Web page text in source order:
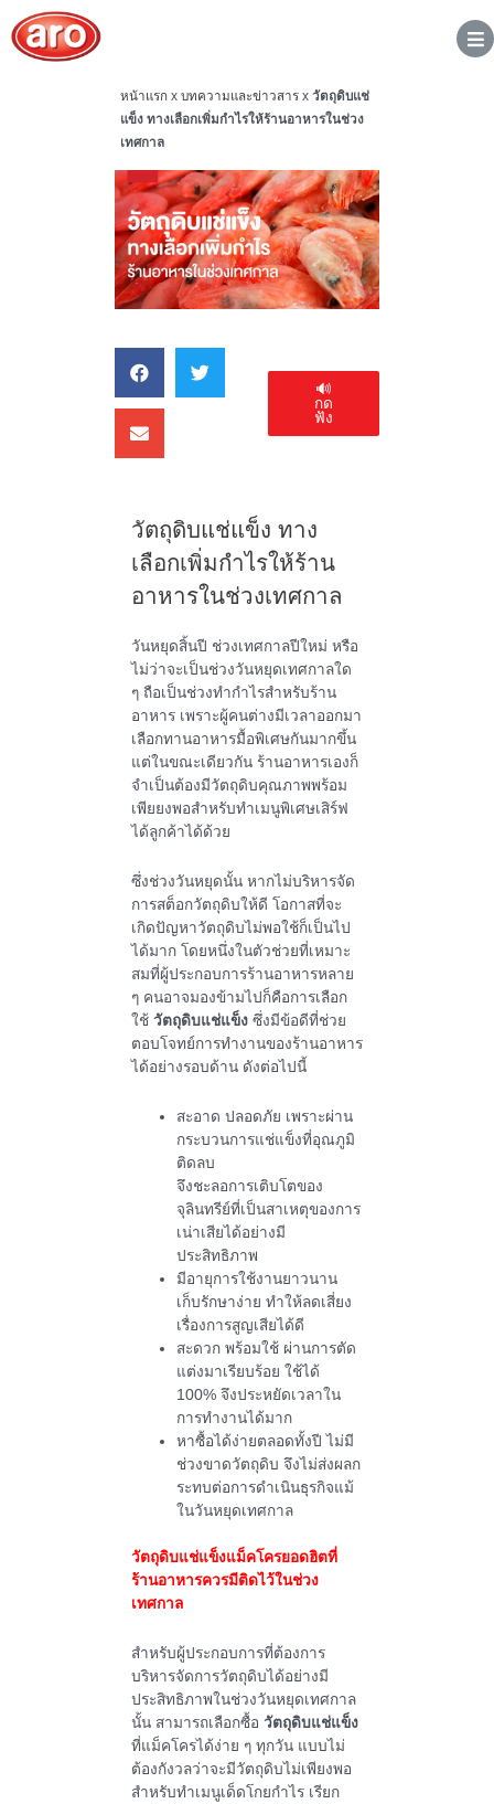
หน้าแรกx บทความและข่าวสารx วัตถุดิบแช่
แข็ง ทางเลือกเพิ่มกำไรให้ร้านอาหารในช่วง
เทศกาล
🔊
กด
ฟัง
วัตถุดิบแช่แข็ง ทาง
เลือกเพิ่มกำไรให้ร้าน
อาหารในช่วงเทศกาล
วันหยุดสิ้นปี ช่วงเทศกาลปีใหม่ หรือ
ไม่ว่าจะเป็นช่วงวันหยุดเทศกาลใด
ๆ ถือเป็นช่วงทำกำไรสำหรับร้าน
อาหาร เพราะผู้คนต่างมีเวลาออกมา
เลือกทานอาหารมื้อพิเศษกันมากขึ้น
แต่ในขณะเดียวกัน ร้านอาหารเองก็
จำเป็นต้องมีวัตถุดิบคุณภาพพร้อม
เพียยงพอสำหรับทำเมนูพิเศษเสิร์ฟ
ได้ลูกค้าได้ด้วย
ซึ่งช่วงวันหยุดนั้น หากไม่บริหารจัด
การสต็อกวัตถุดิบให้ดี โอกาสที่จะ
เกิดปัญหาวัตถุดิบไม่พอใช้ก็เป็นไป
ได้มาก โดยหนึ่งในตัวช่วยที่เหมาะ
สมที่ผู้ประกอบการร้านอาหารหลาย
ๆ คนอาจมองข้ามไปก็คือการเลือก
ใช้ วัตถุดิบแช่แข็งซึ่งมีข้อดีที่ช่วย
ตอบโจทย์การทำงานของร้านอาหาร
ได้อย่างรอบด้าน ดังต่อไปนี้
สะอาด ปลอดภัย เพราะผ่าน
กระบวนการแช่แข็งที่อุณภูมิ
ติดลบ
จึงชะลอการเติบโตของ
จุลินทรีย์ที่เป็นสาเหตุของการ
เน่าเสียได้อย่างมี
ประสิทธิภาพ
มีอายุการใช้งานยาวนาน
เก็บรักษาง่าย ทำให้ลดเสี่ยง
เรื่องการสูญเสียได้ดี
สะดวก พร้อมใช้ ผ่านการตัด
แต่งมาเรียบร้อย ใช้ได้
100% จึงประหยัดเวลาใน
การทำงานได้มาก
หาซื้อได้ง่ายตลอดทั้งปี ไม่มี
ช่วงขาดวัตถุดิบ จึงไม่ส่งผลก
ระทบต่อการดำเนินธุรกิจแม้
ในวันหยุดเทศกาล
วัตถุดิบแช่แข็งแม็คโครยอดฮิตที่
ร้านอาหารควรมีติดไว้ในช่วง
เทศกาล
สำหรับผู้ประกอบการที่ต้องการ
บริหารจัดการวัตถุดิบได้อย่างมี
ประสิทธิภาพในช่วงวันหยุดเทศกาล
นั้น สามารถเลือกซื้อ วัตถุดิบแช่แข็ง
ที่แม็คโครได้ง่าย ๆ ทุกวัน แบบไม่
ต้องกังวลว่าจะมีวัตถุดิบไม่เพียงพอ
สำหรับทำเมนูเด็ดโกยกำไร เรียก